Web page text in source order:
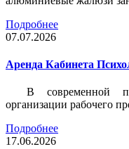
Подробнее
07.07.2026
Аренда Кабинета
В современной
организации рабочего
Подробнее
17.06.2026